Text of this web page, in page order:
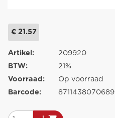
€ 21.57
Artikel:
209920
BTW:
21%
Voorraad:
Op voorraad
Barcode:
8711438070689